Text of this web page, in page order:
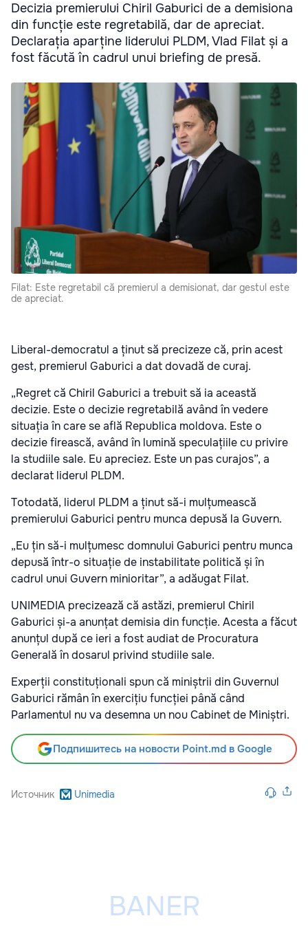
Decizia premierului Chiril Gaburici de a demisiona
din funcție este regretabilă, dar de apreciat.
Declarația aparține liderului PLDM, Vlad Filat și a
fost făcută în cadrul unui briefing de presă.
Filat: Este regretabil că premierul a demisionat, dar gestul este
de apreciat.
Liberal-democratul a ținut să precizeze că, prin acest
gest, premierul Gaburici a dat dovadă de curaj.
„Regret că Chiril Gaburici a trebuit să ia această
decizie. Este o decizie regretabilă având în vedere
situația în care se află Republica moldova. Este o
decizie firească, având în lumină speculațiile cu privire
la studiile sale. Eu apreciez. Este un pas curajos”, a
declarat liderul PLDM.
Totodată, liderul PLDM a ținut să-i mulțumească
premierului Gaburici pentru munca depusă la Guvern.
„Eu țin să-i mulțumesc domnului Gaburici pentru munca
depusă într-o situație de instabilitate politică și în
cadrul unui Guvern minioritar”, a adăugat Filat.
UNIMEDIA precizează că astăzi, premierul Chiril
Gaburici și-a anunțat demisia din funcție. Acesta a făcut
anunțul după ce ieri a fost audiat de Procuratura
Generală în dosarul privind studiile sale.
Experții constituționali spun că miniștrii din Guvernul
Gaburici rămân în exercițiu funcției până când
Parlamentul nu va desemna un nou Cabinet de Miniștri.
Подпишитесь на новости Point.md в Google
Источник Unimedia